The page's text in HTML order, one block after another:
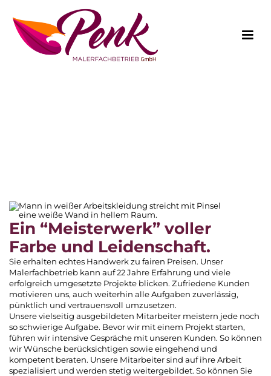
Ein “Meisterwerk” voller
Farbe und Leidenschaft.
Sie erhalten echtes Handwerk zu fairen Preisen. Unser
Malerfachbetrieb kann auf 22 Jahre Erfahrung und viele
erfolgreich umgesetzte Projekte blicken. Zufriedene Kunden
motivieren uns, auch weiterhin alle Aufgaben zuverlässig,
pünktlich und vertrauensvoll umzusetzen.
Unsere vielseitig ausgebildeten Mitarbeiter meistern jede noch
so schwierige Aufgabe. Bevor wir mit einem Projekt starten,
führen wir intensive Gespräche mit unseren Kunden. So können
wir Wünsche berücksichtigen sowie eingehend und
kompetent beraten. Unsere Mitarbeiter sind auf ihre Arbeit
spezialisiert und werden stetig weitergebildet. So können Sie